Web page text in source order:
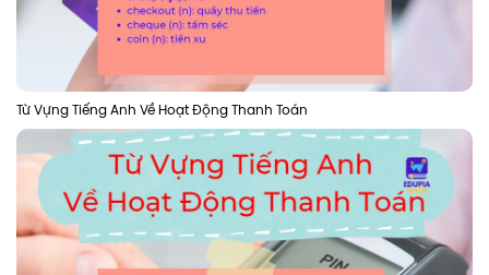
Từ Vựng Tiếng Anh Về Hoạt Động Thanh Toán